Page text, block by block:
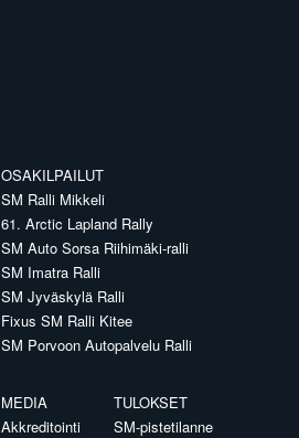
OSAKILPAILUT
SM Ralli Mikkeli
61. Arctic Lapland Rally
SM Auto Sorsa Riihimäki-ralli
SM Imatra Ralli
SM Jyväskylä Ralli
Fixus SM Ralli Kitee
SM Porvoon Autopalvelu Ralli
MEDIA
Akkreditointi
TULOKSET
SM-pistetilanne